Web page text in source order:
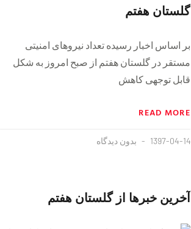
گلستان هفتم
بر اساس اخبار رسیده تعداد نیروهای امنیتی
مستقر در گلستان هفتم از صبح امروز به شکل
قابل توجهی کاهش
READ MORE
1397-04-14 بدون دیدگاه
آخرین خبر‌ها از گلستان هفتم